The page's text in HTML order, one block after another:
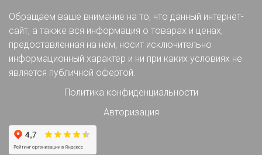
Обращаем ваше внимание на то, что данный интернет-
сайт, а также вся информация о товарах и ценах,
предоставленная на нём, носит исключительно
информационный характер и ни при каких условиях не
является публичной офертой.
Политика конфиденциальности
Авторизация